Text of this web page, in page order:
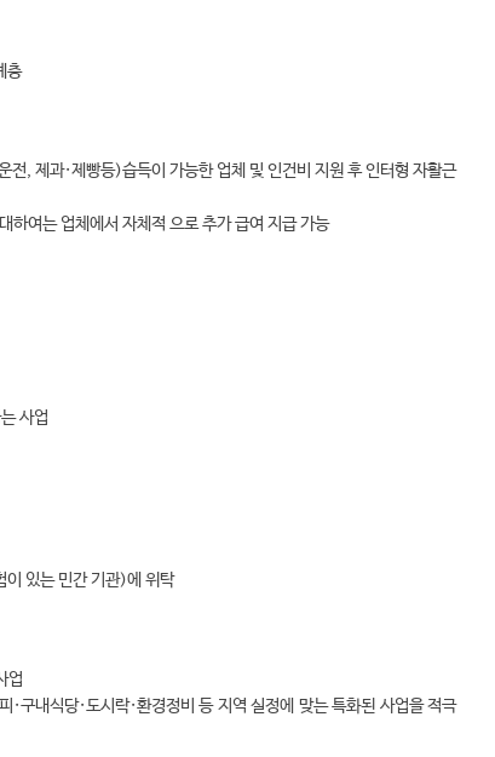
층
, 제과·제빵등)습득이 가능한 업체 및 인건비 지원 후 인터형 자활근
여는 업체에서 자체적 으로 추가 급여 지급 가능
사업
이 있는 민간 기관)에 위탁
업
·구내식당·도시락·환경정비 등 지역 실정에 맞는 특화된 사업을 적극